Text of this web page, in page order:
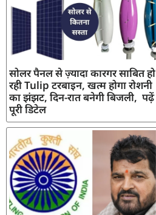
सोलर पैनल से ज़्यादा कारगर साबित हो
रही Tulip टरबाइन, खत्म होगा रोशनी
का झंझट, दिन-रात बनेगी बिजली, पढ़ें
पूरी डिटेल